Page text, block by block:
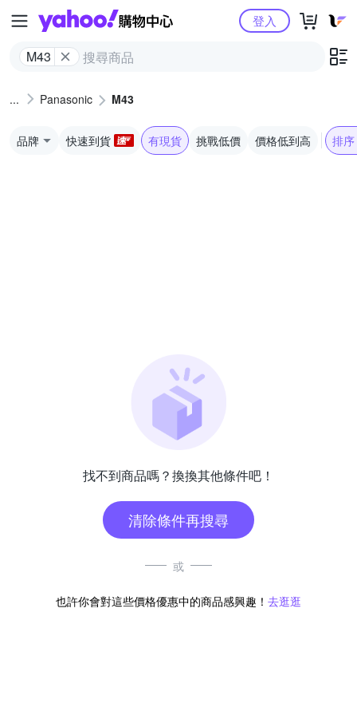
Yahoo購物中心
M43
登入
Panasonic M43
品牌 快速到貨 有現貨 挑戰低價 價格低到高 排序
找不到商品嗎？換換其他條件吧！
清除條件再搜尋
或
也許你會對這些價格優惠中的商品感興趣！ 去逛逛